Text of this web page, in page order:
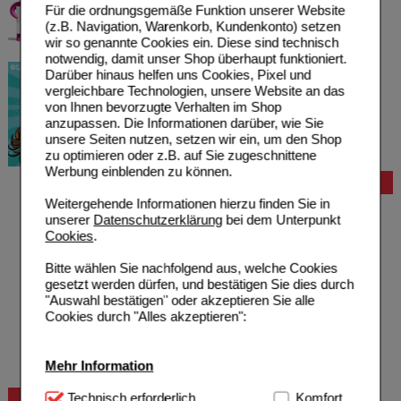
Für die ordnungsgemäße Funktion unserer Website
(z.B. Navigation, Warenkorb, Kundenkonto) setzen
wir so genannte Cookies ein. Diese sind technisch
notwendig, damit unser Shop überhaupt funktioniert.
Darüber hinaus helfen uns Cookies, Pixel und
vergleichbare Technologien, unsere Website an das
von Ihnen bevorzugte Verhalten im Shop
anzupassen. Die Informationen darüber, wie Sie
unsere Seiten nutzen, setzen wir ein, um den Shop
zu optimieren oder z.B. auf Sie zugeschnittene
Werbung einblenden zu können.
Weitergehende Informationen hierzu finden Sie in
unserer Datenschutzerklärungbei dem Unterpunkt
Cookies.
Bitte wählen Sie nachfolgend aus, welche Cookies
gesetzt werden dürfen, und bestätigen Sie dies durch
"Auswahl bestätigen" oder akzeptieren Sie alle
Cookies durch "Alles akzeptieren":
Mehr Information
Technisch Notwendig:Hierbei handelt es sich um
Technisch erforderlich Komfort
Hilfe zur Anmeldung
Hilfe zum Bestellvorgang
Freiumschläge anfordern
Freiumschläge downloaden
Auslandsbestellung
Reklamation